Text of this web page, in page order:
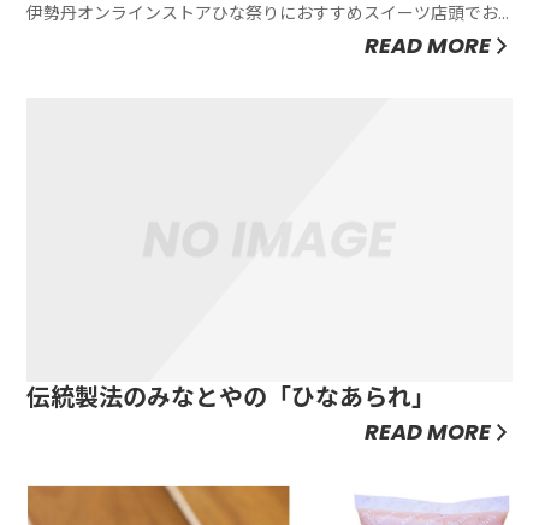
伊勢丹オンラインストアひな祭りにおすすめスイーツ店頭でお
受け取りできるおすすめスイーツ伊勢丹新宿店のみで、2月25日
READ MORE
伝統製法のみなとやの「ひなあられ」
READ MORE